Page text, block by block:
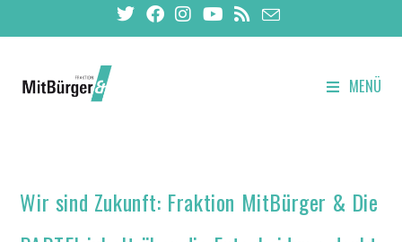
MENÜ
Wir sind Zukunft: Fraktion MitBürger & Die